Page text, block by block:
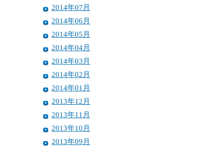
2014年07月
2014年06月
2014年05月
2014年04月
2014年03月
2014年02月
2014年01月
2013年12月
2013年11月
2013年10月
2013年09月